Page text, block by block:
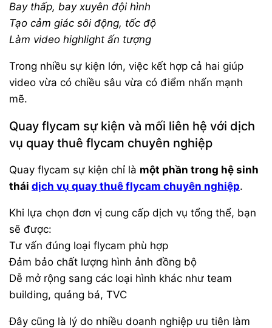
Bay thấp, bay xuyên đội hình
Tạo cảm giác sôi động, tốc độ
Làm video highlight ấn tượng
Trong nhiều sự kiện lớn, việc kết hợp cả hai giúp
video vừa có chiều sâu vừa có điểm nhấn mạnh
mẽ.
Quay flycam sự kiện và mối liên hệ với dịch
vụ quay thuê flycam chuyên nghiệp
Quay flycam sự kiện chỉ là một phần trong hệ sinh
tháidịch vụ quay thuê flycam chuyên nghiệp.
Khi lựa chọn đơn vị cung cấp dịch vụ tổng thể, bạn
sẽ được:
Tư vấn đúng loại flycam phù hợp
Đảm bảo chất lượng hình ảnh đồng bộ
Dễ mở rộng sang các loại hình khác như team
building, quảng bá, TVC
Đây cũng là lý do nhiều doanh nghiệp ưu tiên làm